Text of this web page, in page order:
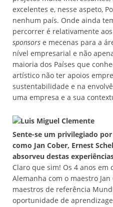
excelentes e, nesse aspeto,
nenhum país. Onde ainda
percorrer é relativamente
sponsors e mecenas para a
nível empresarial e não
maioria dos Países que
artístico não ter apoios
sustentabilidade e na
uma empresa e a sua
Sente-se um privilegiado
como Jan Cober, Ernest
absorveu destas
Claro que sim! Os 4 anos
Alemanha com o maestro
maestros de referência
oportunidade de